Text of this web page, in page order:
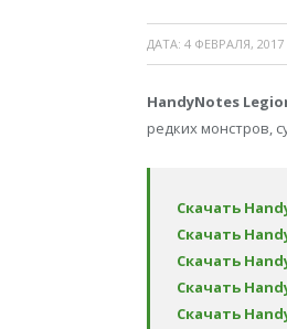
ДАТА: 4 ФЕВРАЛЯ, 2017
HandyNotes
редких монстров,
Скачать
Скачать
Скачать
Скачать
Скачать